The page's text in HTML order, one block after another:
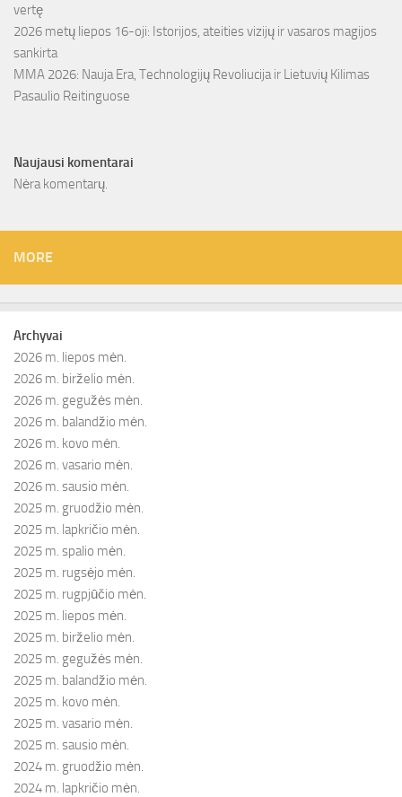
vertę
2026 metų liepos 16-oji: Istorijos, ateities vizijų ir vasaros magijos
sankirta
MMA 2026: Nauja Era, Technologijų Revoliucija ir Lietuvių Kilimas
Pasaulio Reitinguose
Naujausi komentarai
Nėra komentarų.
MORE
Archyvai
2026 m. liepos mėn.
2026 m. birželio mėn.
2026 m. gegužės mėn.
2026 m. balandžio mėn.
2026 m. kovo mėn.
2026 m. vasario mėn.
2026 m. sausio mėn.
2025 m. gruodžio mėn.
2025 m. lapkričio mėn.
2025 m. spalio mėn.
2025 m. rugsėjo mėn.
2025 m. rugpjūčio mėn.
2025 m. liepos mėn.
2025 m. birželio mėn.
2025 m. gegužės mėn.
2025 m. balandžio mėn.
2025 m. kovo mėn.
2025 m. vasario mėn.
2025 m. sausio mėn.
2024 m. gruodžio mėn.
2024 m. lapkričio mėn.